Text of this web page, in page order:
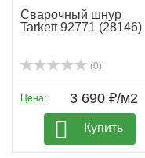
Сварочный шнур
Tarkett 92771 (28146)
(0)
Цена: 3 690 ₽/м2
Купить